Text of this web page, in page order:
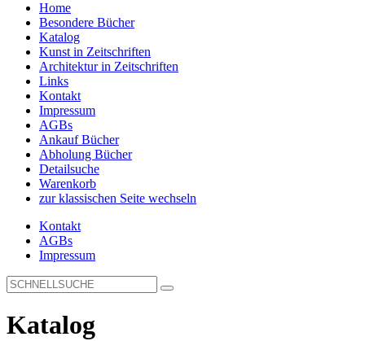
Home
Besondere Bücher
Katalog
Kunst in Zeitschriften
Architektur in Zeitschriften
Links
Kontakt
Impressum
AGBs
Ankauf Bücher
Abholung Bücher
Detailsuche
Warenkorb
zur klassischen Seite wechseln
Kontakt
AGBs
Impressum
Katalog